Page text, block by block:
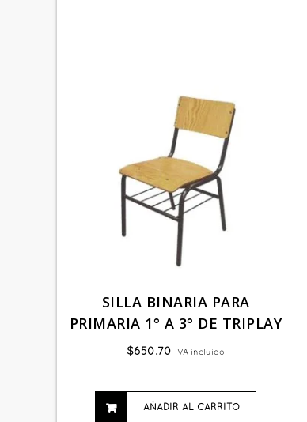
SILLA BINARIA PARA
PRIMARIA 1° A 3° DE TRIPLAY
$650.70 IVA incluido
AÑADIR AL CARRITO